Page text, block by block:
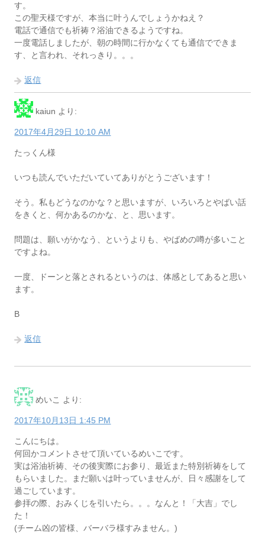
す。
この聖天様ですが、本当に叶うんでしょうかねえ？
電話で通信でも祈祷？浴油できるようですね。
一度電話しましたが、朝の時間に行かなくても通信でできま
す、と言われ、それっきり。。。
返信
kaiun より:
2017年4月29日 10:10 AM
たっくん様
いつも読んでいただいていてありがとうございます！
そう。私もどうなのかな？と思いますが、いろいろとやばい話
をきくと、何かあるのかな、と、思います。
問題は、願いがかなう、というよりも、やばめの噂が多いこと
ですよね。
一度、ドーンと落とされるというのは、体感としてあると思い
ます。
B
返信
めいこ より:
2017年10月13日 1:45 PM
こんにちは。
何回かコメントさせて頂いているめいこです。
実は浴油祈祷、その後実際にお参り、最近また特別祈祷をして
もらいました。まだ願いは叶っていませんが、日々感謝をして
過ごしています。
参拝の際、おみくじを引いたら。。。なんと！「大吉」でし
た！
(チーム凶の皆様、バーバラ様すみません。)